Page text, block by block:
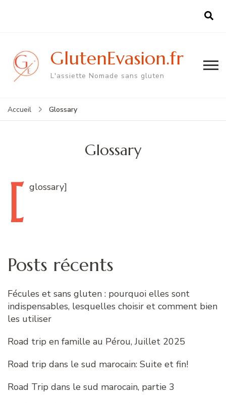
GlutenEvasion.fr
L'assiette Nomade sans gluten
Accueil Glossary
Glossary
[ glossary]
Posts récents
Fécules et sans gluten : pourquoi elles sont
indispensables, lesquelles choisir et comment bien
les utiliser
Road trip en famille au Pérou, Juillet 2025
Road trip dans le sud marocain: Suite et fin!
Road Trip dans le sud marocain, partie 3